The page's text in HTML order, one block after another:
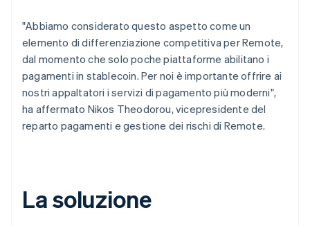
"Abbiamo considerato questo aspetto come un
elemento di differenziazione competitiva per Remote,
dal momento che solo poche piattaforme abilitano i
pagamenti in stablecoin. Per noi è importante offrire ai
nostri appaltatori i servizi di pagamento più moderni",
ha affermato Nikos Theodorou, vicepresidente del
reparto pagamenti e gestione dei rischi di Remote.
La soluzione